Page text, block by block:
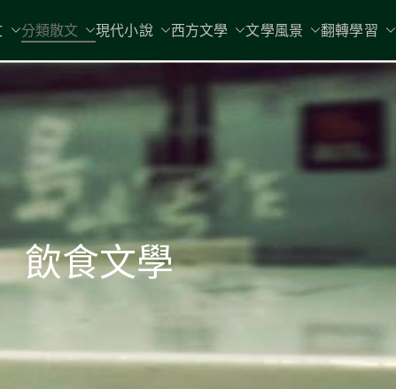
現代文學
地球小如鴿卵，/ 我輕輕地將它拾起 / 納入胸懷
分類散文 現代小說 西方文學 文學風景 翻轉學習
飲食文學